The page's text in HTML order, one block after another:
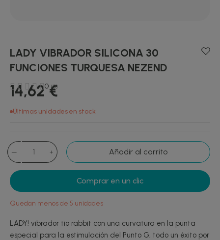
LADY VIBRADOR SILICONA 30
FUNCIONES TURQUESA NEZEND
14,62 €
0 (0)
Últimas unidades en stock
Añadir al carrito
Comprar en un clic
Quedan menos de 5 unidades
LADY! vibrador tio rabbit con una curvatura en la punta
especial para la estimulación del Punto G, todo un éxito por